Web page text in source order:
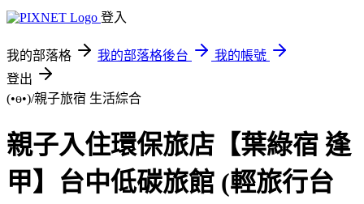
登入
我的部落格 我的部落格後台
我的帳號
登出
(•ө•)/親子旅宿 生活綜合
親子入住環保旅店【葉綠宿 逢
甲】台中低碳旅館 (輕旅行台